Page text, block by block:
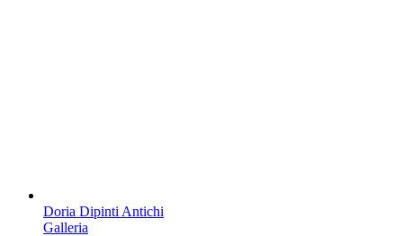
Doria Dipinti Antichi
Galleria